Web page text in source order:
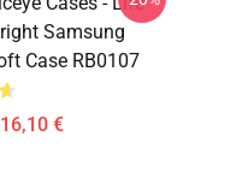
Samsung
Case RB0107
€